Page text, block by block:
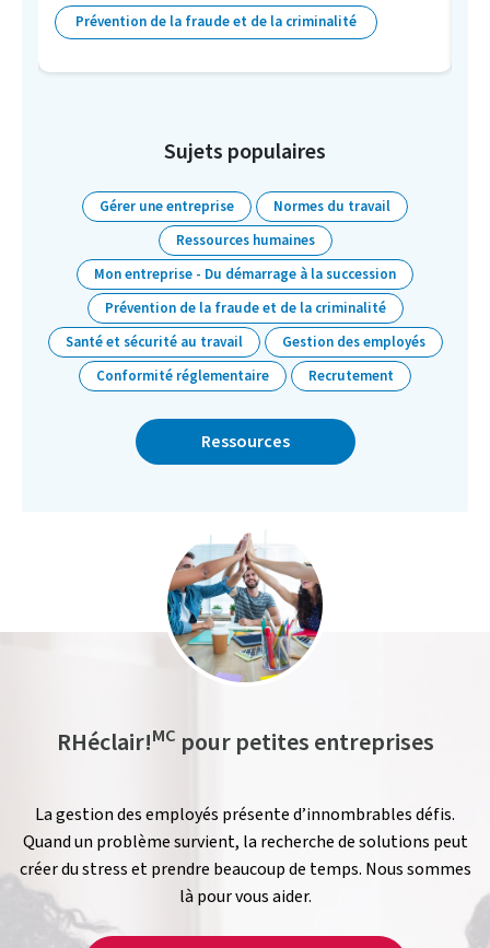
Prévention de la fraude et de la criminalité
Sujets populaires
Gérer une entreprise
Normes du travail
Ressources humaines
Mon entreprise - Du démarrage à la succession
Prévention de la fraude et de la criminalité
Santé et sécurité au travail
Gestion des employés
Conformité réglementaire
Recrutement
Ressources
RHéclair!MC pour petites entreprises
La gestion des employés présente d’innombrables défis.
Quand un problème survient, la recherche de solutions peut
créer du stress et prendre beaucoup de temps. Nous sommes
là pour vous aider.